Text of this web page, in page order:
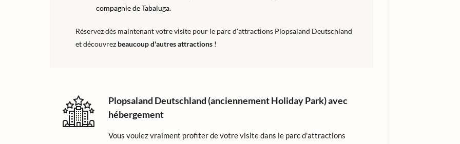
compagnie de Tabaluga.
Réservez dès maintenant votre visite pour le parc d'attractions Plopsaland Deutschland
et découvrez beaucoup d'autres attractions !
Plopsaland Deutschland (anciennement Holiday Park) avec
hébergement
Vous voulez vraiment profiter de votre visite dans le parc d'attractions